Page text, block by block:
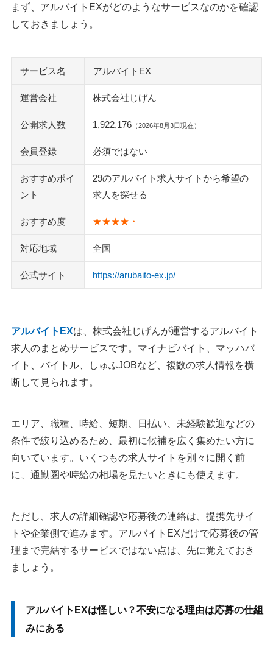
5. アプリで見つけた求人も応募先を確認する
アルバイトEXと他のバイト求人サービスの使い分け
まとめ：アルバイトEXは広く探して、応募前に確認する人に
マイナビバイト
エンバイト
タウンワーク
ギガバイト
まず、アルバイトEXがどのようなサービスなのかを確認
しておきましょう。
サービス名 アルバイトEX
運営会社 株式会社じげん
公開求人数 1,922,176 （2026年8月3日現在）
会員登録 必須ではない
おすすめポイ
ント
29のアルバイト求人サイトから希望の
求人を探せる
おすすめ度 ★★★★・
対応地域 全国
公式サイト https://arubaito-ex.jp/
アルバイトEXは、株式会社じげんが運営するアルバイト
求人のまとめサービスです。マイナビバイト、マッハバ
イト、バイトル、しゅふJOBなど、複数の求人情報を横
断して見られます。
エリア、職種、時給、短期、日払い、未経験歓迎などの
条件で絞り込めるため、最初に候補を広く集めたい方に
向いています。いくつもの求人サイトを別々に開く前
に、通勤圏や時給の相場を見たいときにも使えます。
ただし、求人の詳細確認や応募後の連絡は、提携先サイ
トや企業側で進みます。アルバイトEXだけで応募後の管
理まで完結するサービスではない点は、先に覚えておき
ましょう。
アルバイトEXは怪しい？不安になる理由は応募の仕組
みにある